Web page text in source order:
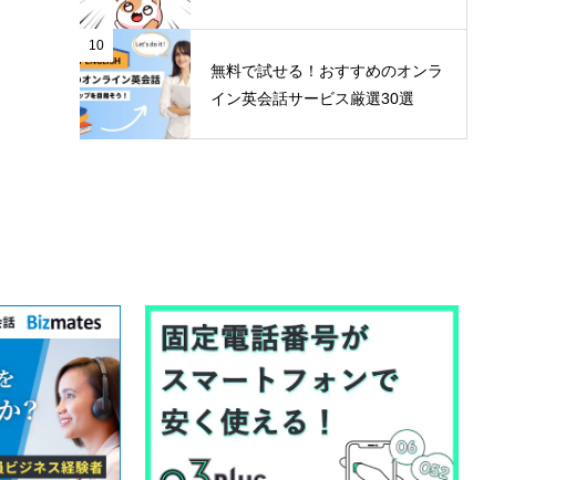
10
無料で試せる！おすすめのオンラ
イン英会話サービス厳選30選